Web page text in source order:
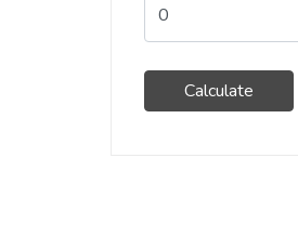
Calculate